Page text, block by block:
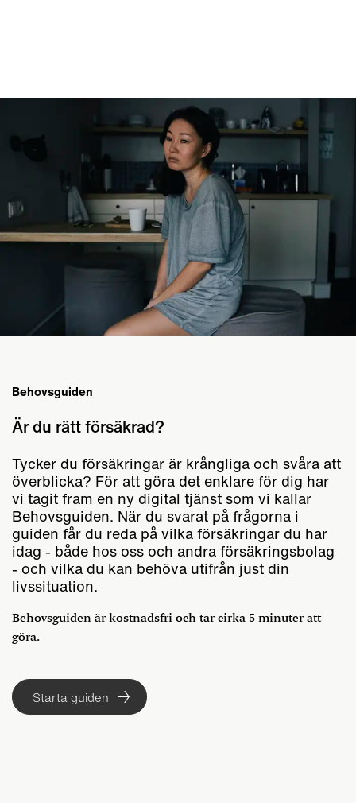
Behovsguiden
Är du rätt försäkrad?
Tycker du försäkringar är krångliga och svåra att
överblicka? För att göra det enklare för dig har
vi tagit fram en ny digital tjänst som vi kallar
Behovsguiden. När du svarat på frågorna i
guiden får du reda på vilka försäkringar du har
idag - både hos oss och andra försäkringsbolag
- och vilka du kan behöva utifrån just din
livssituation.
Behovsguiden är kostnadsfri och tar cirka 5 minuter att
göra.
Starta guiden